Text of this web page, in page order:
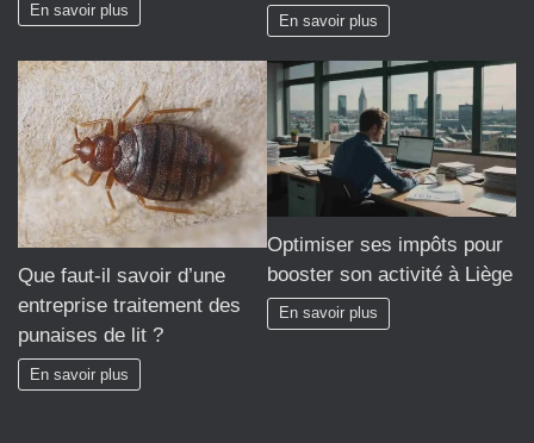
En savoir plus
En savoir plus
Que faut-il savoir d’une
entreprise traitement des
punaises de lit ?
En savoir plus
Optimiser ses impôts pour
booster son activité à Liège
En savoir plus